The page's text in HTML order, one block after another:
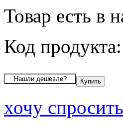
Товар есть в
Код
хочу спросить